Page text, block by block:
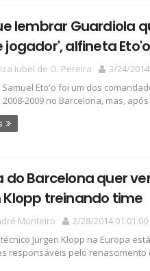
lembrar Guardiola
jogador', alfineta Eto'o
Iubel de O. Pereira
3/24/
Eto'o foi um dos
2009 no Barcelona, mas,
do Barcelona quer
Klopp treinando time
Monteiro
2/28/2014 01:01:00
Jürgen Klopp na Europa
responsáveis pelo renascimento